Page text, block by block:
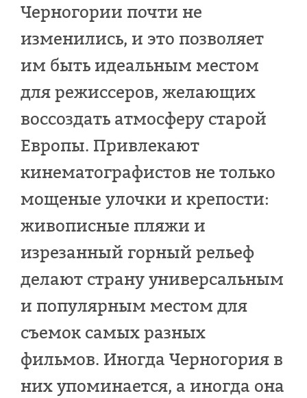
Черногории почти не
изменились, и это позволяет
им быть идеальным местом
для режиссеров, желающих
воссоздать атмосферу старой
Европы. Привлекают
кинематографистов не только
мощеные улочки и крепости:
живописные пляжи и
изрезанный горный рельеф
делают страну универсальным
и популярным местом для
съемок самых разных
фильмов. Иногда Черногория в
них упоминается, а иногда она